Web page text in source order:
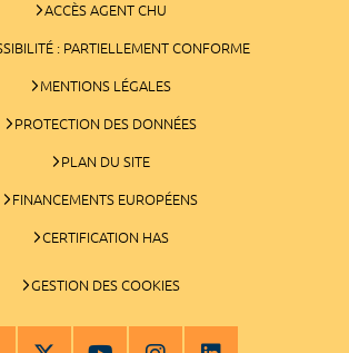
ACCÈS AGENT CHU
: PARTIELLEMENT CONFORME
MENTIONS LÉGALES
PROTECTION DES DONNÉES
PLAN DU SITE
FINANCEMENTS EUROPÉENS
CERTIFICATION HAS
GESTION DES COOKIES